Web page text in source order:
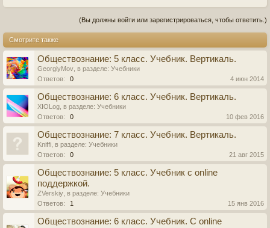
(Вы должны войти или зарегистрироваться, чтобы ответить.)
Смотрите также
Обществознание: 5 класс. Учебник. Вертикаль.
GeorgiyMov , в разделе: Учебники
Ответов:
0 4 июн 2014
Обществознание: 6 класс. Учебник. Вертикаль.
XIOLog , в разделе: Учебники
Ответов:
0 10 фев 2016
Обществознание: 7 класс. Учебник. Вертикаль.
Kniffi , в разделе: Учебники
Ответов:
0 21 авг 2015
Обществознание: 5 класс. Учебник c online
поддержкой.
ZVerskiy , в разделе: Учебники
Ответов:
1 15 янв 2016
Обществознание: 6 класс. Учебник. С online